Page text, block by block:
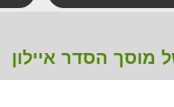
מוסך הסדר איילון